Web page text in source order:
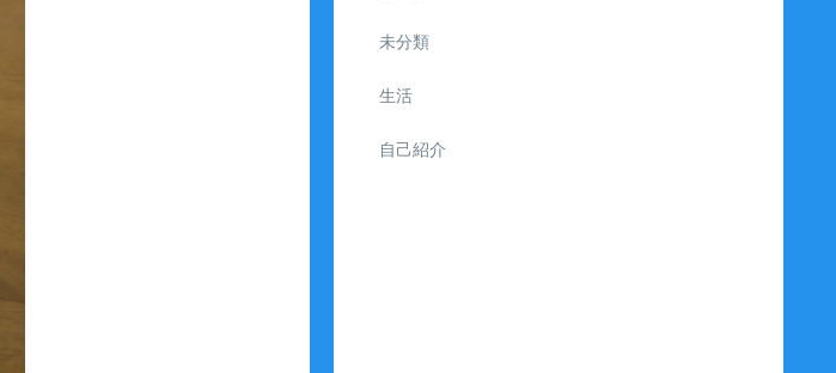
未分類
生活
自己紹介